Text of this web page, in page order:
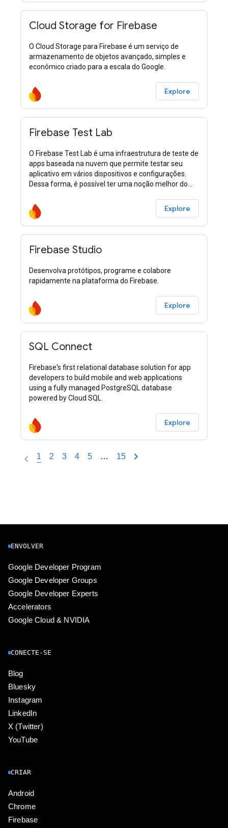
Cloud Storage for Firebase
O Cloud Storage para Firebase é um serviço de
armazenamento de objetos avançado, simples e
econômico criado para a escala do Google.
Explore
Firebase Test Lab
O Firebase Test Lab é uma infraestrutura de teste de
apps baseada na nuvem que permite testar seu
aplicativo em vários dispositivos e configurações.
Dessa forma, é possível ter uma noção melhor do
Explore
Firebase Studio
Desenvolva protótipos, programe e colabore
rapidamente na plataforma do Firebase.
Explore
SQL Connect
Firebase's first relational database solution for app
developers to build mobile and web applications
using a fully managed PostgreSQL database
powered by Cloud SQL.
Explore
1 2 3 4 5 … 15
ENVOLVER
Google Developer Program
Google Developer Groups
Google Developer Experts
Accelerators
Google Cloud & NVIDIA
CONECTE-SE
Blog
Bluesky
Instagram
LinkedIn
X (Twitter)
YouTube
CRIAR
Android
Chrome
Firebase